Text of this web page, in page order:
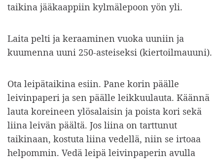
taikina jääkaappiin kylmälepoon yön yli.
Laita pelti ja keraaminen vuoka uuniin ja
kuumenna uuni 250-asteiseksi (kiertoilmauuni).
Ota leipätaikina esiin. Pane korin päälle
leivinpaperi ja sen päälle leikkuulauta. Käännä
lauta koreineen ylösalaisin ja poista kori sekä
liina leivän päältä. Jos liina on tarttunut
taikinaan, kostuta liina vedellä, niin se irtoaa
helpommin. Vedä leipä leivinpaperin avulla